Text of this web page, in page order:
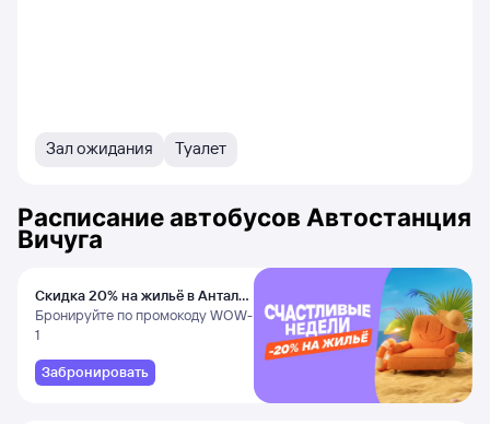
Зал ожидания Туалет
Расписание автобусов Автостанция
Вичуга
Скидка 20% на жильё в Анталье
и Даламане
Бронируйте по промокоду WOW-
1
Забронировать